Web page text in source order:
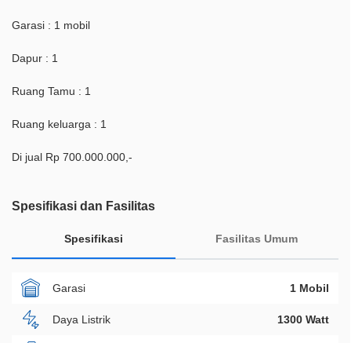
Garasi : 1 mobil
Dapur : 1
Ruang Tamu : 1
Ruang keluarga : 1
Di jual Rp 700.000.000,-
Spesifikasi dan Fasilitas
Spesifikasi Fasilitas Umum
Garasi 1 Mobil
Daya Listrik 1300 Watt